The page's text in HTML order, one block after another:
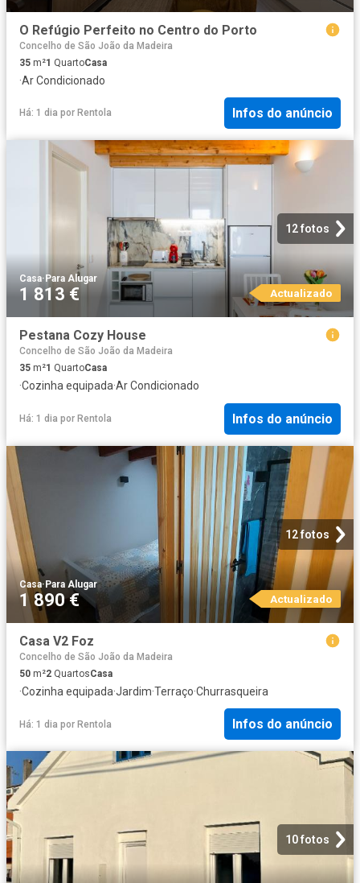
O Refúgio Perfeito no Centro do Porto
Concelho de São João da Madeira
35 m²1 QuartoCasa
·Ar Condicionado
Há: 1 dia por Rentola Infos do anúncio
12 fotos
Casa· Para Alugar
1 813 € Actualizado
Pestana Cozy House
Concelho de São João da Madeira
35 m²1 QuartoCasa
·Cozinha equipada·Ar Condicionado
Há: 1 dia por Rentola Infos do anúncio
12 fotos
Casa·Para Alugar
1 890 € Actualizado
Casa V2 Foz
Concelho de São João da Madeira
50 m²2 QuartosCasa
·Cozinha equipada·Jardim·Terraço·Churrasqueira
Há: 1 dia por Rentola Infos do anúncio
10 fotos